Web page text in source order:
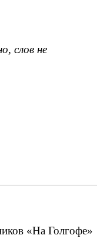
слов не
«На Голгофе»